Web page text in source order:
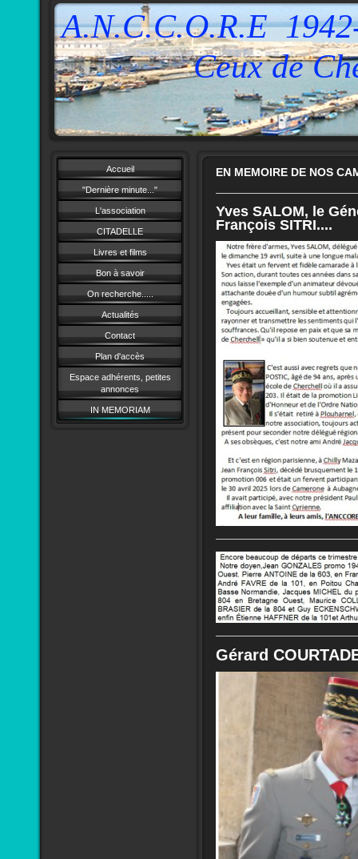
A.N.C.C.O.R.E
Ceux de
Accueil
"Dernière minute..."
L'association
CITADELLE
Livres et films
Bon à savoir
On recherche.....
Actualités
Contact
Plan d'accès
Espace adhérents, petites
annonces
IN MEMORIAM
EN MEMOIRE DE NOS
Yves SALOM, le
François SITRI....
Gérard